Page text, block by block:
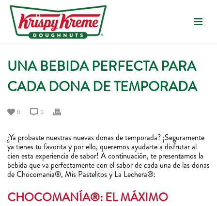
UNA BEBIDA PERFECTA PARA
CADA DONA DE TEMPORADA
0 0
¿Ya probaste nuestras nuevas donas de temporada? ¡Seguramente
ya tienes tu favorita y por ello, queremos ayudarte a disfrutar al
cien esta experiencia de sabor! A continuación, te presentamos la
bebida que va perfectamente con el sabor de cada una de las donas
de Chocomanía®, Mis Pastelitos y La Lechera®:
CHOCOMANÍA®: EL MÁXIMO